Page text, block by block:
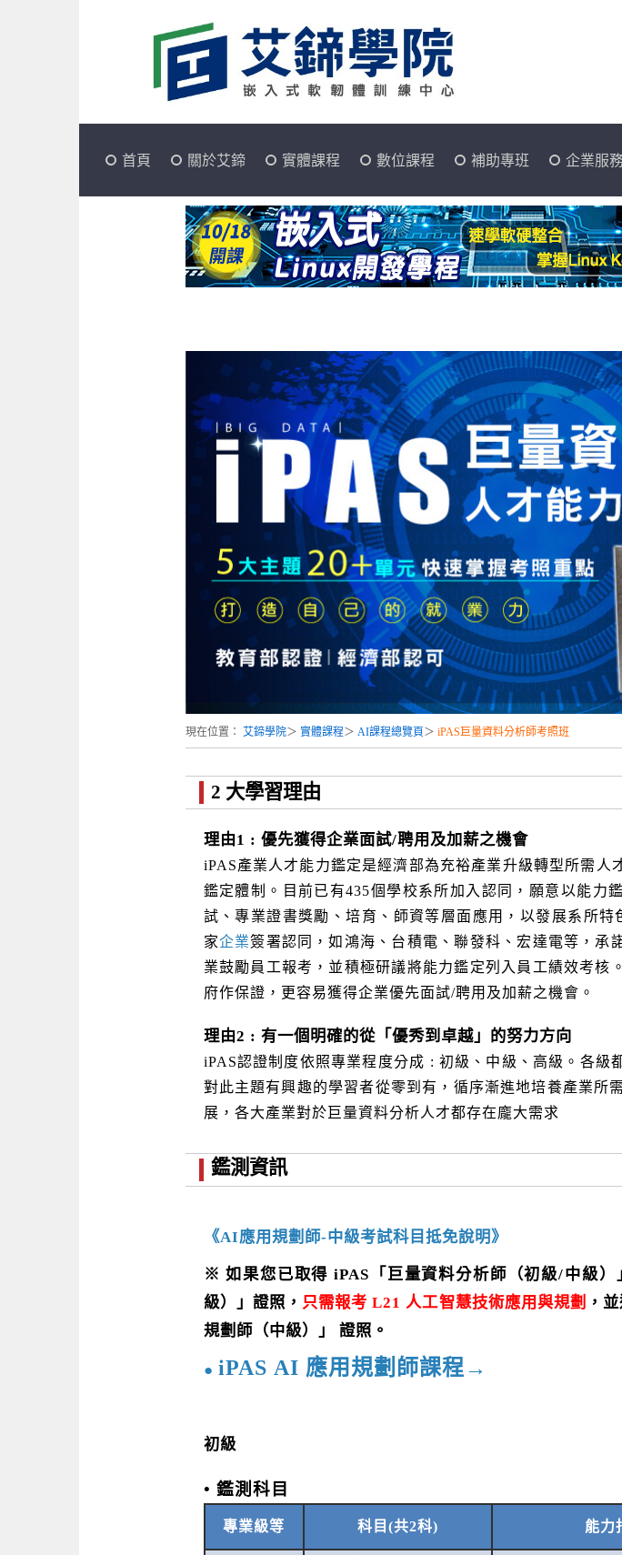
首頁 關於艾鍗 實體課程 數位課程 補助專班 企業服
現在位置： 艾鍗學院＞ 實體課程＞ AI課程總覽頁 ＞ iPAS巨量資料分析師考照班
2 大學習理由
理由1 : 優先獲得企業面試/聘用及加薪之機會
iPAS產業人才能力鑑定是經濟部為充裕產業升級轉型所需人
鑑定體制。目前已有435個學校系所加入認同，願意以能力
試、專業證書獎勵、培育、師資等層面應用，以發展系所特
家企業簽署認同，如鴻海、台積電、聯發科、宏達電等，承
業鼓勵員工報考，並積極研議將能力鑑定列入員工績效考核
府作保證，更容易獲得企業優先面試/聘用及加薪之機會。
理由2 : 有一個明確的從「優秀到卓越」的努力方向
iPAS認證制度依照專業程度分成 : 初級、中級、高級。各級
對此主題有興趣的學習者從零到有，循序漸進地培養產業所
展，各大產業對於巨量資料分析人才都存在龐大需求
鑑測資訊
《AI應用規劃師-中級考試科目抵免說明》
※ 如果您已取得 iPAS「巨量資料分析師（初級/中級
級）」證照， 只需報考L21 人工智慧技術應用與規劃 ，
規劃師（中級）」
證照。
● iPAS AI 應用規劃師課程→
初級
• 鑑測科目
專業級等 科目(共2科) 能力